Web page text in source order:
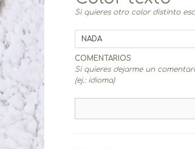
Si quieres otro color distinto
COMENTARIOS
Si quieres dejarme un
(ej.: idioma)